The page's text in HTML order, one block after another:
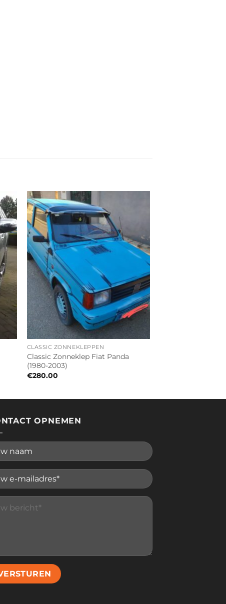
CLASSIC ZONNEKLEPPEN
Classic Zonneklep Fiat Panda
(1980-2003)
€280.00
OPNEMEN
leave this field empty.